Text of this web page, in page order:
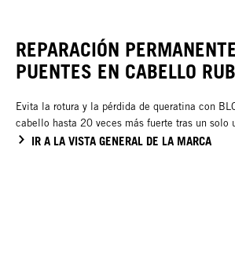
REPARACIÓN
PUENTES EN CABELLO
Evita la rotura y la pérdida de queratina con
cabello hasta 20 veces más fuerte tras un solo
IR A LA VISTA GENERAL DE LA MARCA